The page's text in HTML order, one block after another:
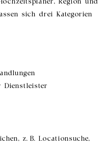
sich drei Kategorien
z. B. Locationsuche,